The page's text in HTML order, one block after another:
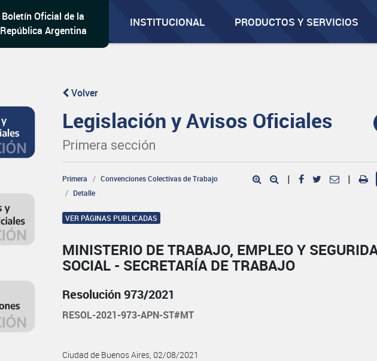
Boletín Oficial de la
República Argentina
INSTITUCIONAL PRODUCTOS Y SERVICIOS
Volver
Legislación y Avisos Oficiales
Primera sección
Primera
Convenciones Colectivas de Trabajo
Detalle
| |
VER PÁGINAS PUBLICADAS
MINISTERIO DE TRABAJO, EMPLEO Y
SOCIAL - SECRETARÍA DE TRABAJO
Resolución 973/2021
RESOL-2021-973-APN-ST#MT
Ciudad de Buenos Aires, 02/08/2021